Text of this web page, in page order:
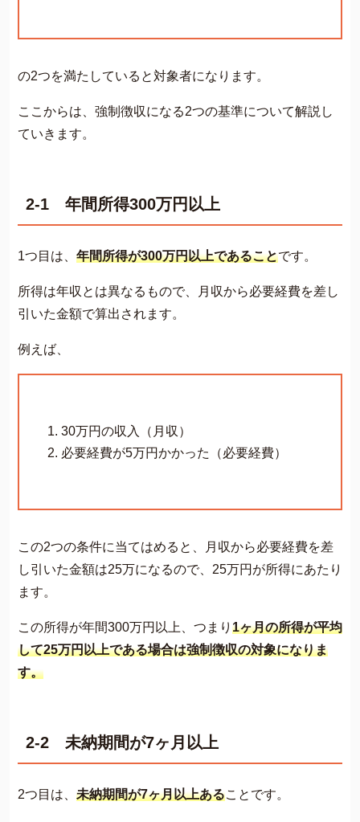
の2つを満たしていると対象者になります。
ここからは、強制徴収になる2つの基準について解説し
ていきます。
2-1 年間所得300万円以上
1つ目は、 年間所得が300万円以上であることです。
所得は年収とは異なるもので、月収から必要経費を差し
引いた金額で算出されます。
例えば、
30万円の収入（月収）
必要経費が5万円かかった（必要経費）
この2つの条件に当てはめると、月収から必要経費を差
し引いた金額は25万になるので、25万円が所得にあたり
ます。
この所得が年間300万円以上、つまり 1ヶ月の所得が平均
して25万円以上である場合は強制徴収の対象になりま
す。
2-2 未納期間が7ヶ月以上
2つ目は、 未納期間が7ヶ月以上あることです。